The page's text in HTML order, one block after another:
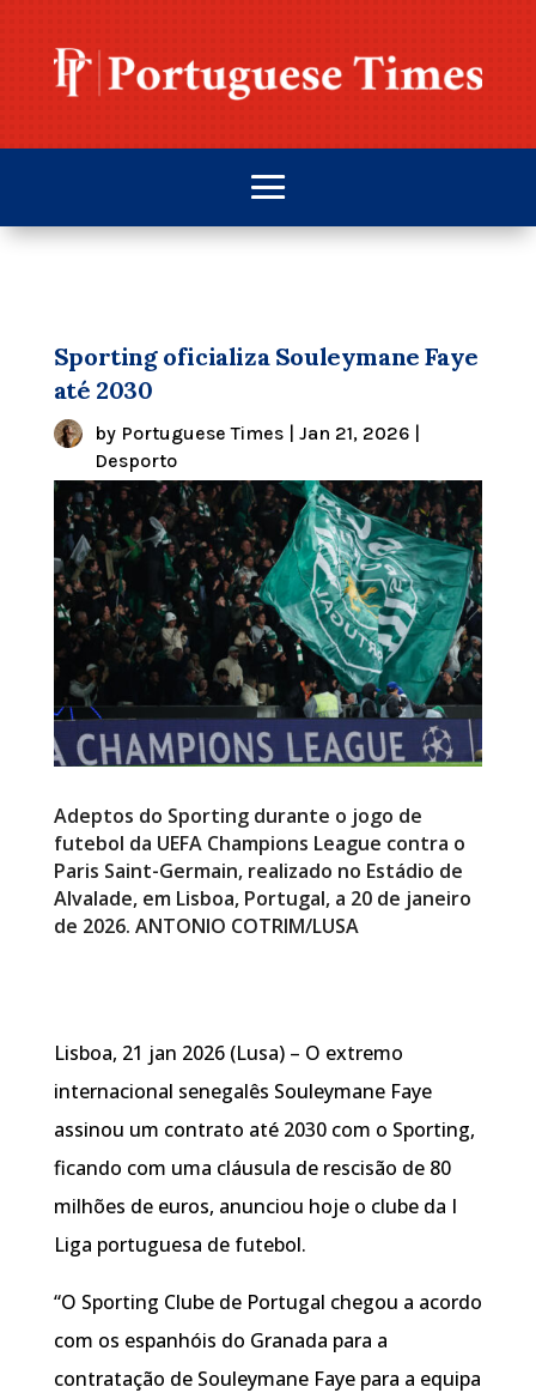
Sporting oficializa Souleymane Faye
até 2030
by Portuguese Times| Jan 21, 2026|
Desporto
Adeptos do Sporting durante o jogo de
futebol da UEFA Champions League contra o
Paris Saint-Germain, realizado no Estádio de
Alvalade, em Lisboa, Portugal, a 20 de janeiro
de 2026. ANTONIO COTRIM/LUSA
Lisboa, 21 jan 2026 (Lusa) – O extremo
internacional senegalês Souleymane Faye
assinou um contrato até 2030 com o Sporting,
ficando com uma cláusula de rescisão de 80
milhões de euros, anunciou hoje o clube da I
Liga portuguesa de futebol.
“O Sporting Clube de Portugal chegou a acordo
com os espanhóis do Granada para a
contratação de Souleymane Faye para a equipa